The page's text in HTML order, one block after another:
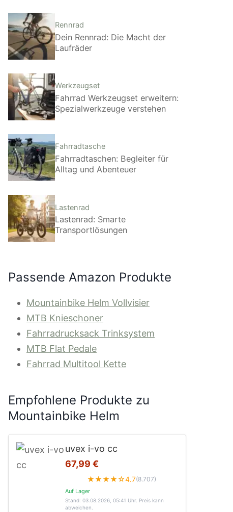
Rennrad
Dein Rennrad: Die Macht der
Laufräder
Werkzeugset
Fahrrad Werkzeugset erweitern:
Spezialwerkzeuge verstehen
Fahrradtasche
Fahrradtaschen: Begleiter für
Alltag und Abenteuer
Lastenrad
Lastenrad: Smarte
Transportlösungen
Passende Amazon Produkte
Mountainbike Helm Vollvisier
MTB Knieschoner
Fahrradrucksack Trinksystem
MTB Flat Pedale
Fahrrad Multitool Kette
Empfohlene Produkte zu
Mountainbike Helm
uvex i-vo cc
67,99 €
★★★★☆4.7(8.707)
Auf Lager
Stand: 03.08.2026, 05:41 Uhr. Preis kann
abweichen.